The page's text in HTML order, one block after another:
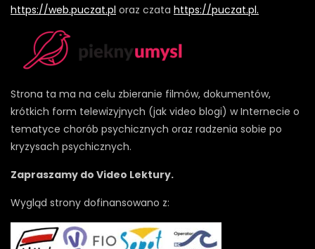
https://web.puczat.pl oraz czata https://puczat.pl.
Strona ta ma na celu zbieranie filmów, dokumentów,
krótkich form telewizyjnych (jak video blogi) w Internecie o
tematyce chorób psychicznych oraz radzenia sobie po
kryzysach psychicznych.
Zapraszamy do Video Lektury.
Wygląd strony dofinansowano z: